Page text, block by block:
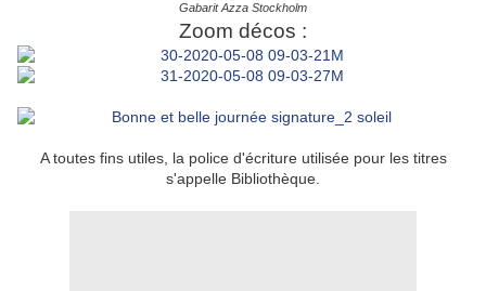
Gabarit Azza Stockholm
Zoom décos :
A toutes fins utiles, la police d'écriture utilisée pour les titres
s'appelle Bibliothèque.